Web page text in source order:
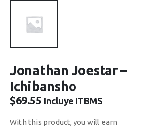
Jonathan Joestar –
Ichibansho
$69.55 Incluye ITBMS
With this product, you will earn